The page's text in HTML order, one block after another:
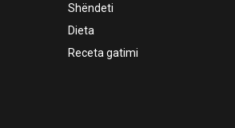
Shëndeti
Dieta
Receta gatimi